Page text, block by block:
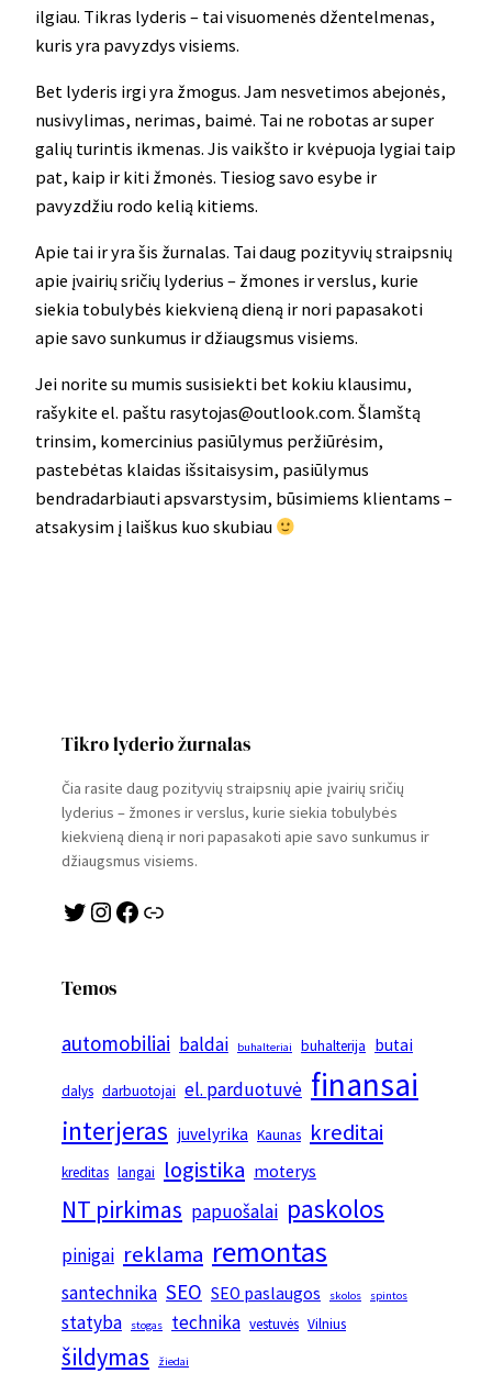
ilgiau. Tikras lyderis – tai visuomenės džentelmenas,
kuris yra pavyzdys visiems.
Bet lyderis irgi yra žmogus. Jam nesvetimos abejonės,
nusivylimas, nerimas, baimė. Tai ne robotas ar super
galių turintis ikmenas. Jis vaikšto ir kvėpuoja lygiai taip
pat, kaip ir kiti žmonės. Tiesiog savo esybe ir
pavyzdžiu rodo kelią kitiems.
Apie tai ir yra šis žurnalas. Tai daug pozityvių straipsnių
apie įvairių sričių lyderius – žmones ir verslus, kurie
siekia tobulybės kiekvieną dieną ir nori papasakoti
apie savo sunkumus ir džiaugsmus visiems.
Jei norite su mumis susisiekti bet kokiu klausimu,
rašykite el. paštu rasytojas@outlook.com. Šlamštą
trinsim, komercinius pasiūlymus peržiūrėsim,
pastebėtas klaidas išsitaisysim, pasiūlymus
bendradarbiauti apsvarstysim, būsimiems klientams –
atsakysim į laiškus kuo skubiau
Tikro lyderio žurnalas
Čia rasite daug pozityvių straipsnių apie įvairių sričių
lyderius – žmones ir verslus, kurie siekia tobulybės
kiekvieną dieną ir nori papasakoti apie savo sunkumus ir
džiaugsmus visiems.
Twitter Instagram Facebook Link
Temos
automobiliai baldai buhalteriai buhalterija butai
dalys darbuotojai el. parduotuvė finansai
interjeras juvelyrika Kaunas kreditai
kreditas langai logistika moterys
NT pirkimas papuošalai paskolos
pinigai reklama remontas
santechnika SEO SEO paslaugos skolos spintos
statyba stogas technika vestuvės Vilnius
šildymas žiedai